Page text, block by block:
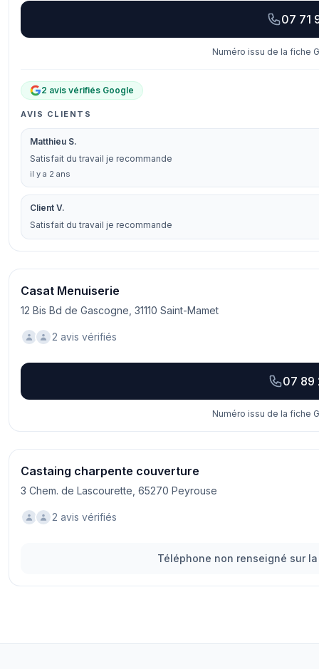
07 71
Numéro issu de la fiche
2 avis vérifiés Google
AVIS CLIENTS
Matthieu S.
Satisfait du travail je recommande
il y a 2 ans
Client V.
Satisfait du travail je recommande
Casat Menuiserie
12 Bis Bd de Gascogne, 31110 Saint-Mamet
2 avis vérifiés
07 89
Numéro issu de la fiche
Castaing charpente couverture
3 Chem. de Lascourette, 65270 Peyrouse
2 avis vérifiés
Téléphone non renseigné sur